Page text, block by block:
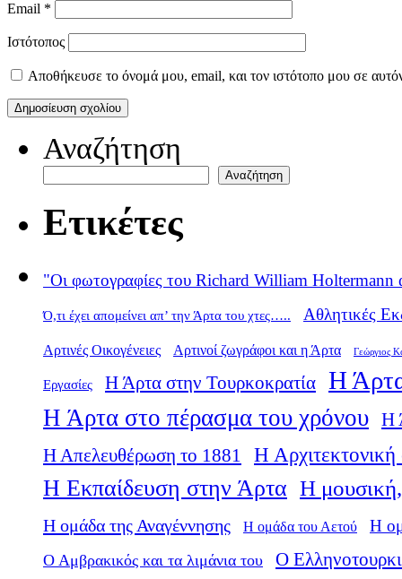
Email *
Ιστότοπος
Αποθήκευσε το όνομά μου, email, και τον ιστότοπο μου σε
Αναζήτηση
Αναζήτηση
Ετικέτες
"Οι φωτογραφίες του Richard William Holtermann
Ό,τι έχει απομείνει απ’ την Άρτα του χτες….. Αθλητικές
Αρτινές Οικογένειες Αρτινοί ζωγράφοι και η Άρτα Γεώργιος
Εργασίες Η Άρτα στην Τουρκοκρατία Η
Η Άρτα στο πέρασμα του χρόνου Η
Η Απελευθέρωση το 1881
Η
Η Εκπαίδευση στην Άρτα Η μουσική,
Η ομάδα της Αναγέννησης Η ομάδα του Αετού Η
Ο Αμβρακικός και τα λιμάνια του Ο